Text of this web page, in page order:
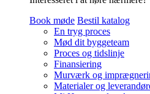
Book møde Bestil katalog
En tryg proces
Mød dit byggeteam
Proces og tidslinje
Finansiering
Murværk og
Materialer og